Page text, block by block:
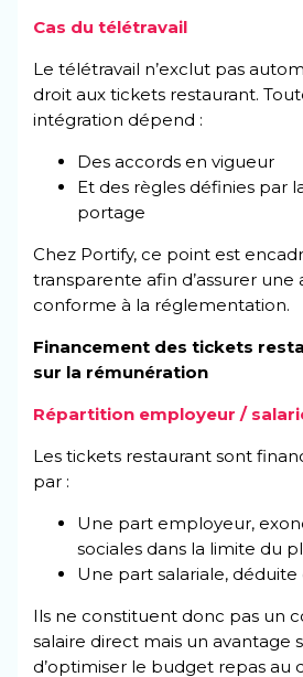
Cas du télétravail
Le télétravail n’exclut pas
droit aux tickets restaurant.
intégration dépend :
Des accords en vigueur
Et des règles définies par
portage
Chez Portify, ce point est
transparente afin d’assurer une
conforme à la réglementation.
Financement des tickets
sur la rémunération
Répartition employeur /
Les tickets restaurant sont
par :
Une part employeur,
sociales dans la limite du
Une part salariale, déduite
Ils ne constituent donc pas un
salaire direct mais un avantage
d’optimiser le budget repas au